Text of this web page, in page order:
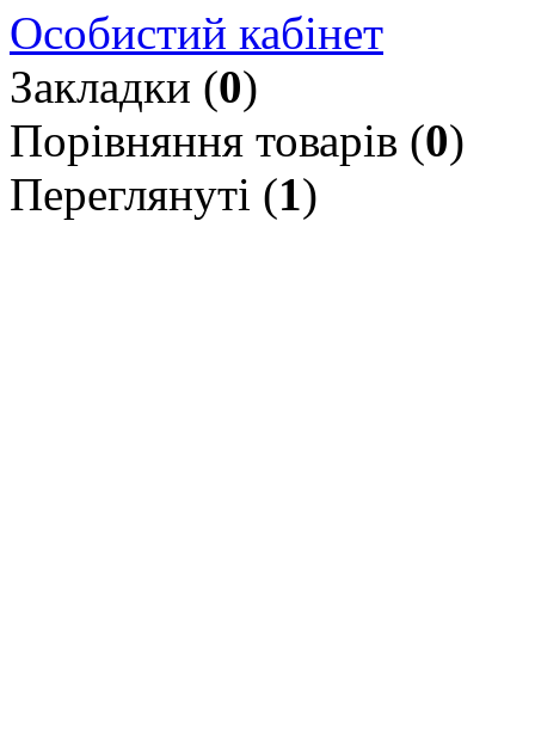
Особистий кабінет
Закладки (0)
Порівняння товарів (0)
Переглянуті (1)